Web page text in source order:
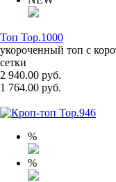
Топ Top.1000
укороченный топ с
сетки
2 940.00 руб.
1 764.00 руб.
%
%